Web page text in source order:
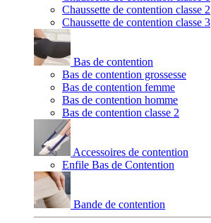
Chaussette de contention classe 2
Chaussette de contention classe 3
Bas de contention
Bas de contention grossesse
Bas de contention femme
Bas de contention homme
Bas de contention classe 2
Accessoires de contention
Enfile Bas de Contention
Bande de contention